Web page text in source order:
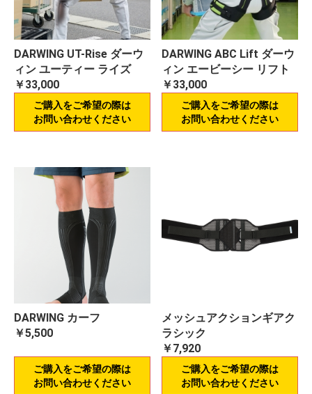
DARWING UT-Rise ダーウ
ィン ユーティー ライズ
￥33,000
ご購入をご希望の際は
お問い合わせください
DARWING ABC Lift ダーウ
ィン エービーシー リフト
￥33,000
ご購入をご希望の際は
お問い合わせください
DARWING カーフ
￥5,500
ご購入をご希望の際は
お問い合わせください
メッシュアクションギアク
ラシック
￥7,920
ご購入をご希望の際は
お問い合わせください